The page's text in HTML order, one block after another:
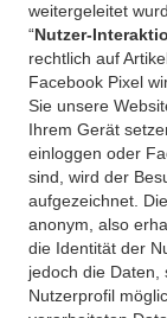
weitergeleitet
“Nutzer-
rechtlich auf
Facebook Pixel
Sie unsere
Ihrem Gerät
einloggen oder
sind, wird der
aufgezeichnet.
anonym, also
die Identität der
jedoch die Daten,
Nutzerprofil